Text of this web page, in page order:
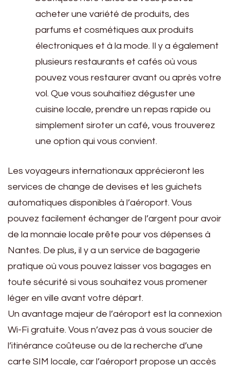
acheter une variété de produits, des
parfums et cosmétiques aux produits
électroniques et à la mode. Il y a également
plusieurs restaurants et cafés où vous
pouvez vous restaurer avant ou après votre
vol. Que vous souhaitiez déguster une
cuisine locale, prendre un repas rapide ou
simplement siroter un café, vous trouverez
une option qui vous convient.
Les voyageurs internationaux apprécieront les
services de change de devises et les guichets
automatiques disponibles à l’aéroport. Vous
pouvez facilement échanger de l’argent pour avoir
de la monnaie locale prête pour vos dépenses à
Nantes. De plus, il y a un service de bagagerie
pratique où vous pouvez laisser vos bagages en
toute sécurité si vous souhaitez vous promener
léger en ville avant votre départ.
Un avantage majeur de l’aéroport est la connexion
Wi-Fi gratuite. Vous n’avez pas à vous soucier de
l’itinérance coûteuse ou de la recherche d’une
carte SIM locale, car l’aéroport propose un accès